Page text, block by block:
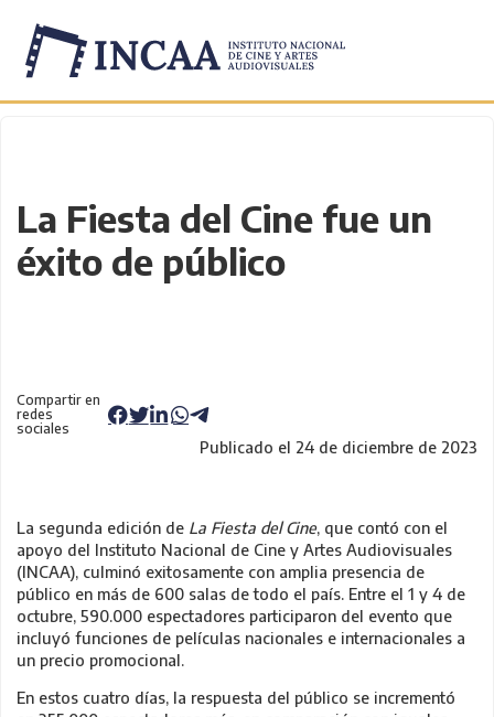
La Fiesta del Cine fue un
éxito de público
Compartir en
redes
sociales
Publicado el 24 de diciembre de 2023
La segunda edición de La Fiesta del Cine, que contó con el
apoyo del Instituto Nacional de Cine y Artes Audiovisuales
(INCAA), culminó exitosamente con amplia presencia de
público en más de 600 salas de todo el país. Entre el 1 y 4 de
octubre, 590.000 espectadores participaron del evento que
incluyó funciones de películas nacionales e internacionales a
un precio promocional.
En estos cuatro días, la respuesta del público se incrementó